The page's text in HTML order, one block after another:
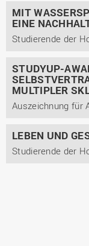
MIT
EINE
STUDYUP-
MULTIPLER
LEBEN UND